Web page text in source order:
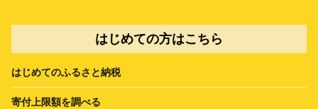
はじめての方はこちら
はじめてのふるさと納税
寄付上限額を調べる